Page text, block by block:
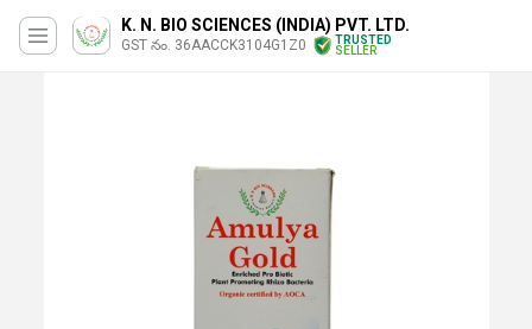
K. N. BIO SCIENCES (INDIA) PVT. LTD.
GST నం. 36AACCK3104G1Z0
TRUSTED
SELLER